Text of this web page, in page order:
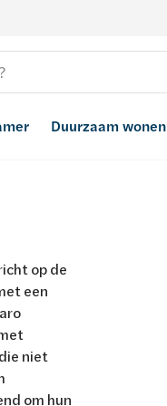
Duurzaam wonen
op de
een
niet
om hun